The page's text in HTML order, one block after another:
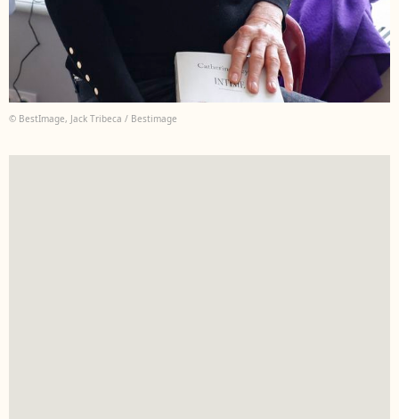
© BestImage, Jack Tribeca / Bestimage